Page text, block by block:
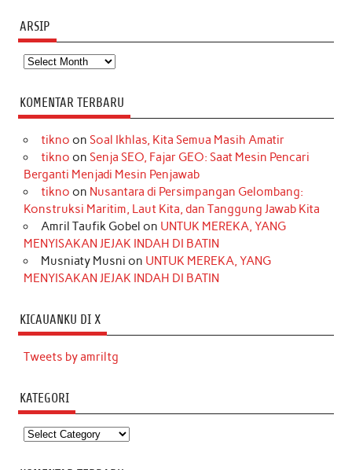
ARSIP
Arsip
KOMENTAR TERBARU
tikno on Soal Ikhlas, Kita Semua Masih Amatir
tikno on Senja SEO, Fajar GEO: Saat Mesin Pencari
Berganti Menjadi Mesin Penjawab
tikno on Nusantara di Persimpangan Gelombang:
Konstruksi Maritim, Laut Kita, dan Tanggung Jawab Kita
Amril Taufik Gobel on UNTUK MEREKA, YANG
MENYISAKAN JEJAK INDAH DI BATIN
Musniaty Musni on UNTUK MEREKA, YANG
MENYISAKAN JEJAK INDAH DI BATIN
KICAUANKU DI X
Tweets by amriltg
KATEGORI
Kategori